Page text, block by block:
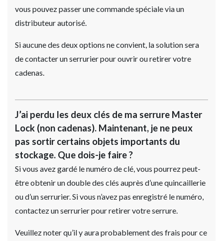
vous pouvez passer une commande spéciale via un
distributeur autorisé.
Si aucune des deux options ne convient, la solution sera
de contacter un serrurier pour ouvrir ou retirer votre
cadenas.
J’ai perdu les deux clés de ma serrure Master
Lock (non cadenas). Maintenant, je ne peux
pas sortir certains objets importants du
stockage. Que dois-je faire ?
Si vous avez gardé le numéro de clé, vous pourrez peut-
être obtenir un double des clés auprès d’une quincaillerie
ou d’un serrurier. Si vous n’avez pas enregistré le numéro,
contactez un serrurier pour retirer votre serrure.
Veuillez noter qu’il y aura probablement des frais pour ce